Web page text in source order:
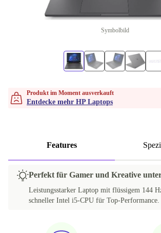
Symbolbild
Produkt im Moment ausverkauft
Entdecke mehr HP Laptops
Features
Perfekt für Gamer und Kreative
Leistungsstarker Laptop mit flüssigem 144
schneller Intel i5-CPU für Top-Performance.